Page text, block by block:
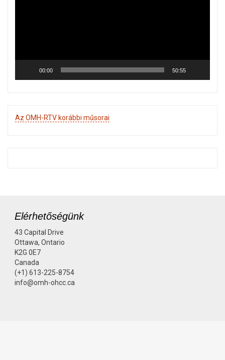
00:00 50:55
Az OMH-RTV korábbi műsorai
Elérhetőségünk
43 Capital Drive
Ottawa, Ontario
K2G 0E7
Canada
(+1) 613-225-8754
info@omh-ohcc.ca